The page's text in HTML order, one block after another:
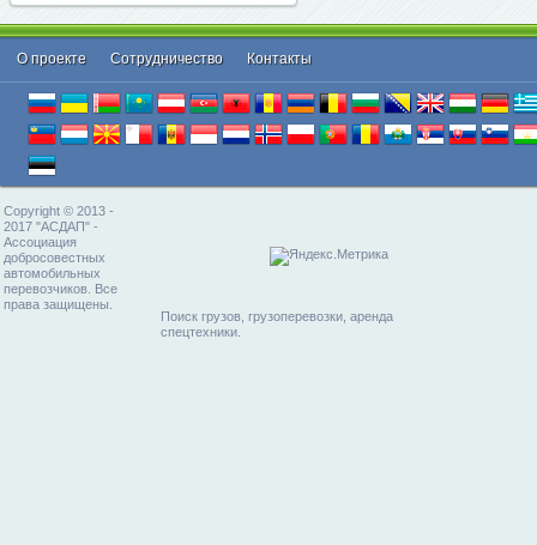
О проекте Cотрудничество Контакты
Copyright © 2013 -
2017 "АСДАП" -
Ассоциация
добросовестных
автомобильных
перевозчиков. Все
права защищены.
Поиск грузов, грузоперевозки, аренда
спецтехники.